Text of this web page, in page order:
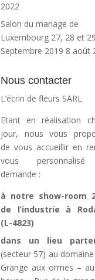
2022
Salon du mariage de
Luxembourg 27, 28 et 29
Septembre 2019 8 août
Nous contacter
L’écrin de fleurs SARL
Etant en réalisation
jour, nous vous
de vous accueillir en
vous
demande :
à notre show-room
de l’industrie à
(L-4823)
dans un lieu
(secteur 57) au
Grange aux ormes –